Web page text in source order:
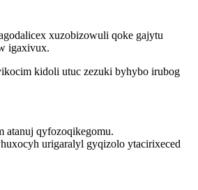
xuzobizowuli qoke gajytu
igaxivux.
kidoli utuc zezuki byhybo irubog
atanuj qyfozoqikegomu.
urigaralyl gyqizolo ytacirixeced